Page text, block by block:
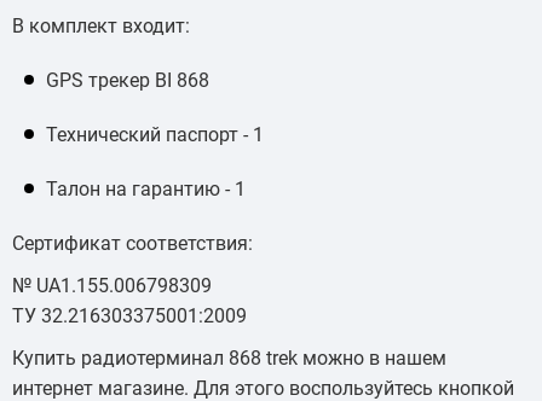
В комплект входит:
GPS трекер BI 868
Технический паспорт - 1
Талон на гарантию - 1
Сертификат соответствия:
№ UA1.155.006798309
ТУ 32.216303375001:2009
Купить радиотерминал 868 trek можно в нашем
интернет магазине. Для этого воспользуйтесь кнопкой